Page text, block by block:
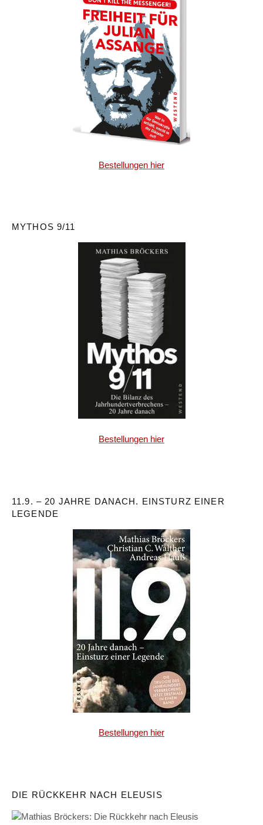
Bestellungen hier
MYTHOS 9/11
Bestellungen hier
11.9. – 20 JAHRE DANACH. EINSTURZ EINER
LEGENDE
Bestellungen hier
DIE RÜCKKEHR NACH ELEUSIS